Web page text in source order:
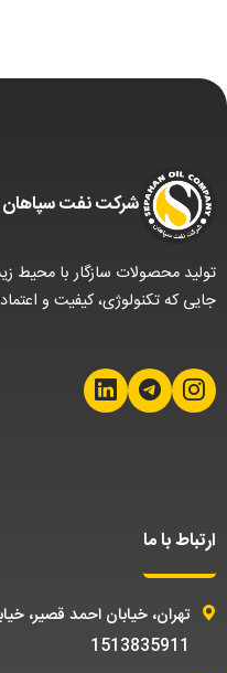
شركت نفت سپاهان
تولید محصولات سازگار با محیط
جایی که تکنولوژی، کیفیت و
ارتباط با ما
1513835911